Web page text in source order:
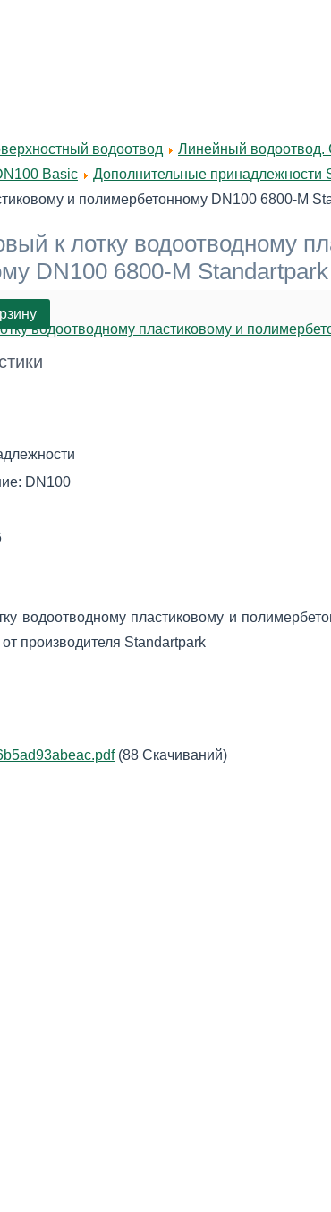
водоотвод
Линейный водоотвод.
Basic
Дополнительные принадлежности
и полимербетонному DN100 6800-М
к лотку водоотводному
DN100 6800-М Standartpark
DN100
водоотводному пластиковому и
производителя Standartpark
(88 Скачиваний)